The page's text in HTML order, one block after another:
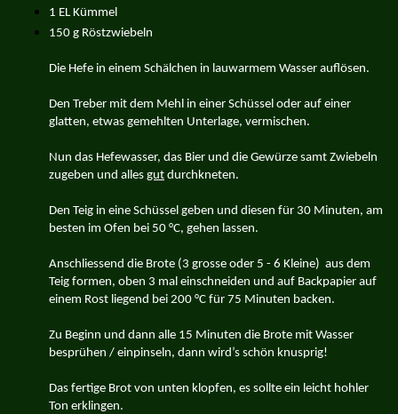
1 EL Kümmel
150 g Röstzwiebeln
Die Hefe in einem Schälchen in lauwarmem Wasser auflösen.
Den Treber mit dem Mehl in einer Schüssel oder auf einer
glatten, etwas gemehlten Unterlage, vermischen.
Nun das Hefewasser, das Bier und die Gewürze samt Zwiebeln
zugeben und alles gut durchkneten.
Den Teig in eine Schüssel geben und diesen für 30 Minuten, am
besten im Ofen bei 50 °C, gehen lassen.
Anschliessend die Brote (3 grosse oder 5 - 6 Kleine) aus dem
Teig formen, oben 3 mal einschneiden und auf Backpapier auf
einem Rost liegend bei 200 °C für 75 Minuten backen.
Zu Beginn und dann alle 15 Minuten die Brote mit Wasser
besprühen / einpinseln, dann wird’s schön knusprig!
Das fertige Brot von unten klopfen, es sollte ein leicht hohler
Ton erklingen.